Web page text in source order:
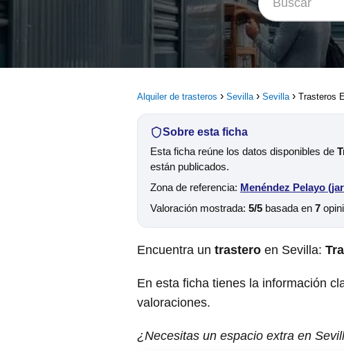
Alquiler de trasteros Sevilla Sevilla Trasteros
Sobre esta ficha
Esta ficha reúne los datos disponibles de
están publicados.
Zona de referencia: Menéndez Pelayo
Valoración mostrada: 5/5 basada en 7
Encuentra un trastero en Sevilla:
En esta ficha tienes la información
valoraciones.
¿Necesitas un espacio extra en